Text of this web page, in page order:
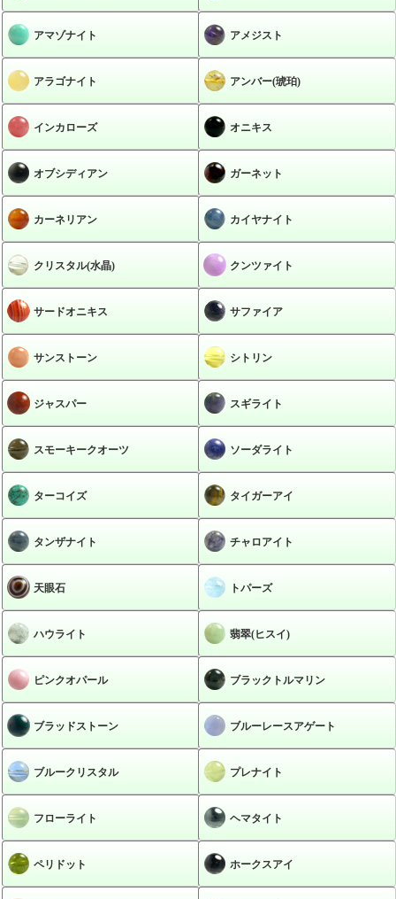
アマゾナイト アメジスト
アラゴナイト アンバー(琥珀)
インカローズ オニキス
オブシディアン ガーネット
カーネリアン カイヤナイト
クリスタル(水晶) クンツァイト
サードオニキス サファイア
サンストーン シトリン
ジャスパー スギライト
スモーキークオーツ ソーダライト
ターコイズ タイガーアイ
タンザナイト チャロアイト
天眼石 トパーズ
ハウライト 翡翠(ヒスイ)
ピンクオパール ブラックトルマリン
ブラッドストーン ブルーレースアゲート
ブルークリスタル プレナイト
フローライト ヘマタイト
ペリドット ホークスアイ